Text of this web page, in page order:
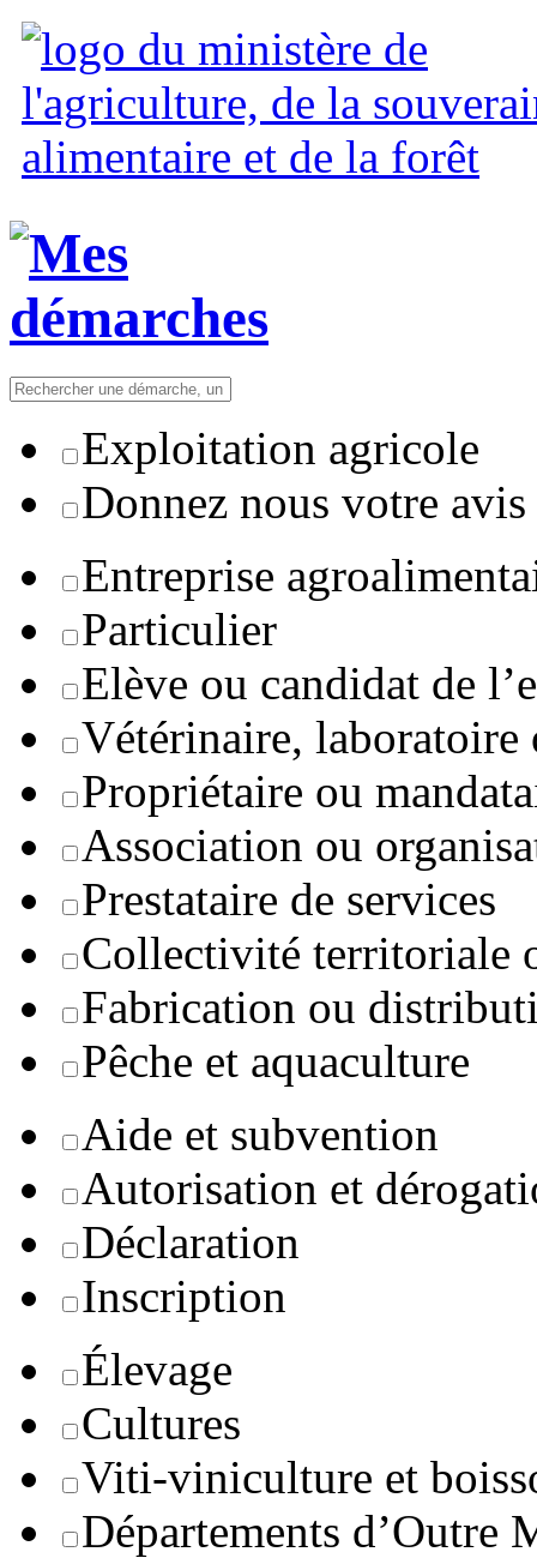
Exploitation agricole
Donnez nous votre avis
Entreprise
Particulier
Elève ou candidat de
Vétérinaire, laboratoire
Propriétaire ou
Association ou
Prestataire de services
Collectivité territoriale
Fabrication ou
Pêche et aquaculture
Aide et subvention
Autorisation et
Déclaration
Inscription
Élevage
Cultures
Viti-viniculture et
Départements d’Outre